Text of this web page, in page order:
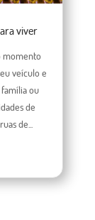
viver
momento
veículo e
ou
de
de...